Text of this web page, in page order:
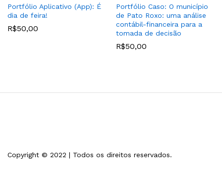
Portfólio Aplicativo (App): É
dia de feira!
R$50,00
Portfólio Caso: O município
de Pato Roxo: uma análise
contábil-financeira para a
tomada de decisão
R$50,00
Copyright © 2022 | Todos os direitos reservados.